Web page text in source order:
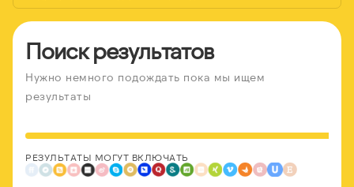
Поиск результатов
Нужно немного подождать пока мы ищем
результаты
РЕЗУЛЬТАТЫ МОГУТ ВКЛЮЧАТЬ